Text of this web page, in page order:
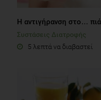
Η αντιγήρανση στο…
Συστάσεις Διατροφής
5 λεπτά να διαβαστεί